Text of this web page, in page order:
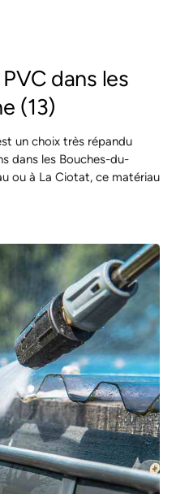
dans les
(13)
un choix très répandu
dans les Bouches-du-
ou à La Ciotat, ce matériau